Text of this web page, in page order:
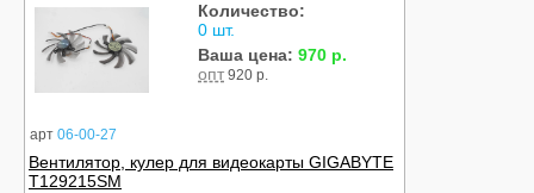
арт 06-00-27
Количество:
0 шт.
Ваша цена: 970 р.
опт 920 р.
Вентилятор, кулер для видеокарты GIGABYTE
T129215SM